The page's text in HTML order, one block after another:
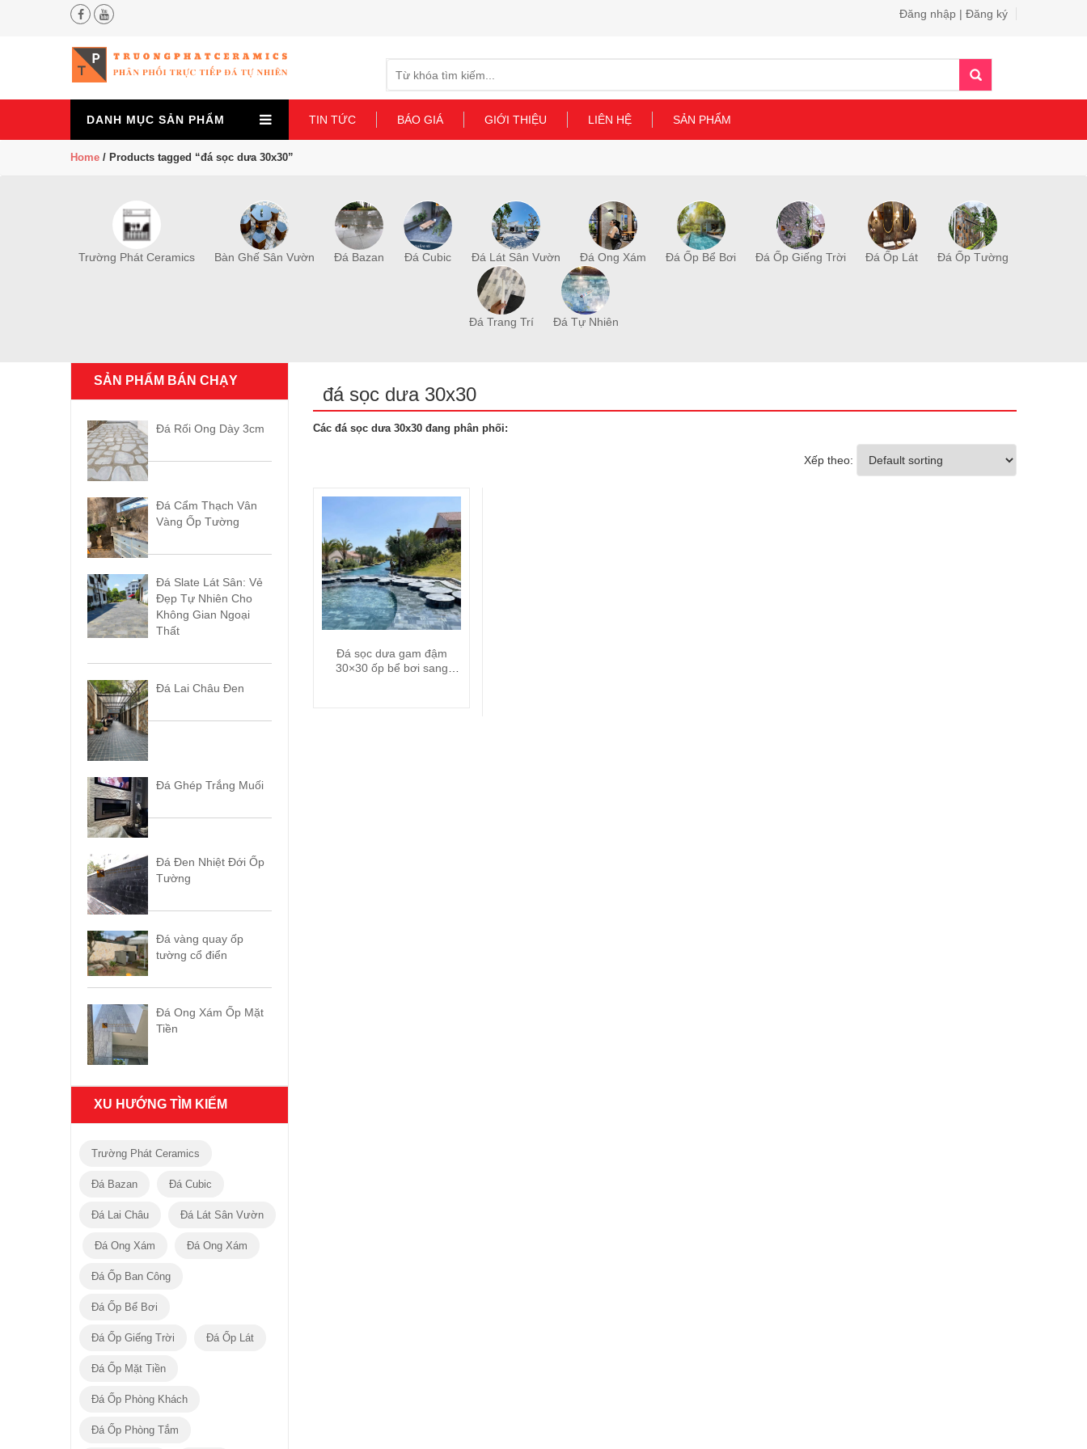
Đăng nhập | Đăng ký
for:
DANH MỤC SẢN PHẨM TIN TỨC BÁO GIÁ GIỚI THIỆU LIÊN HỆ SẢN PHẨM
Home / Products tagged “đá sọc dưa 30x30”
Trường Phát Ceramics Bàn Ghế Sân Vườn Đá Bazan Đá Cubic Đá Lát Sân Vườn Đá Ong Xám Đá Ốp Bể Bơi Đá Ốp Giếng Trời Đá Ốp Lát Đá Ốp Tường
Đá Trang Trí Đá Tự Nhiên
SẢN PHẨM BÁN CHẠY
Đá Rối Ong Dày 3cm
Đá Cẩm Thạch Vân
Vàng Ốp Tường
Đá Slate Lát Sân: Vẻ
Đẹp Tự Nhiên Cho
Không Gian Ngoại
Thất
Đá Lai Châu Đen
Đá Ghép Trắng Muối
Đá Đen Nhiệt Đới Ốp
Tường
Đá vàng quay ốp
tường cổ điển
Đá Ong Xám Ốp Mặt
Tiền
XU HƯỚNG TÌM KIẾM
Trường Phát Ceramics
Đá Bazan Đá Cubic
Đá Lai Châu Đá Lát Sân Vườn
Đá Ong Xám Đá Ong Xám
Đá Ốp Ban Công
Đá Ốp Bể Bơi
Đá Ốp Giếng Trời Đá Ốp Lát
Đá Ốp Mặt Tiền
Đá Ốp Phòng Khách
Đá Ốp Phòng Tắm
đá sọc dưa 30x30
Các đá sọc dưa 30x30 đang phân phối:
Xếp theo:
Đá sọc dưa gam đậm
30×30 ốp bể bơi sang